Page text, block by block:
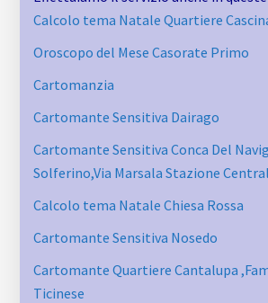
Calcolo tema Natale Quartiere
Oroscopo del Mese Casorate Primo
Cartomanzia
Cartomante Sensitiva Dairago
Cartomante Sensitiva Conca Del
Solferino,Via Marsala​ Stazione
Calcolo tema Natale Chiesa Rossa
Cartomante Sensitiva Nosedo
Cartomante Quartiere Cantalupa
Ticinese